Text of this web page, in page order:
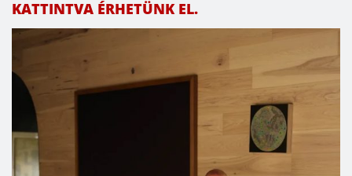
KATTINTVA ÉRHETÜNK EL.